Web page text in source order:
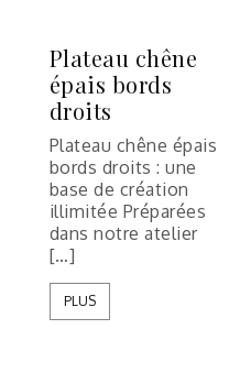
Plateau chêne
épais bords
droits
Plateau chêne épais
bords droits : une
base de création
illimitée Préparées
dans notre atelier
[…]
PLUS